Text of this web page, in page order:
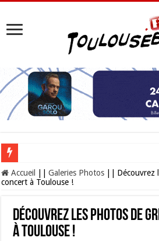
Les Nocturnes de la Cité de l’espace 2026 :
Accueil Galeries Photos
Découvrez
concert à Toulouse !
Découvrez les photos de
à Toulouse !